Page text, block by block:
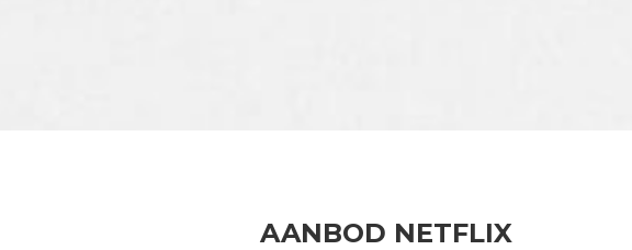
AANBOD NETFLIX